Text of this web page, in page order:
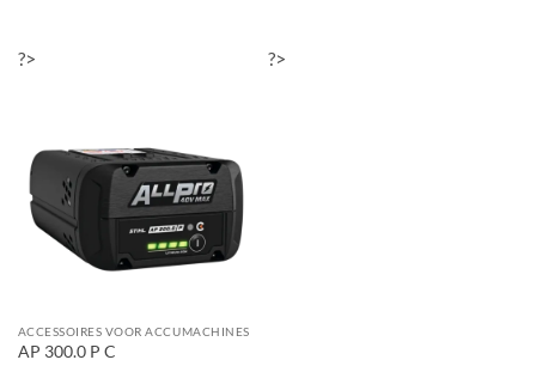
?>
ACCESSOIRES VOOR ACCUMACHINES
AP 300.0 P C
?>